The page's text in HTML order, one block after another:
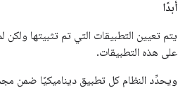
أبدًا
يتم تعيين التطبيقات التي تم تثبيتها
على هذه التطبيقات.
ويحدِّد النظام كل تطبيق ديناميكيًا ضمن